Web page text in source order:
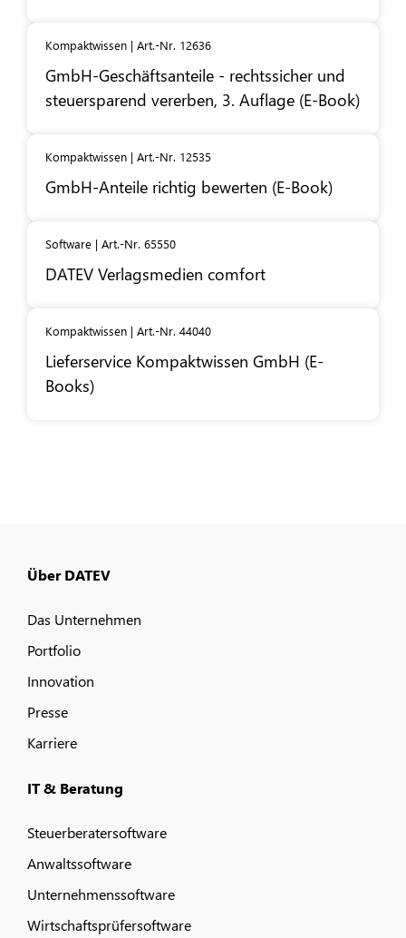
Kompaktwissen | Art.-Nr. 12636
GmbH-Geschäftsanteile - rechtssicher und
steuersparend vererben, 3. Auflage (E-Book)
Kompaktwissen | Art.-Nr. 12535
GmbH-Anteile richtig bewerten (E-Book)
Software | Art.-Nr. 65550
DATEV Verlagsmedien comfort
Kompaktwissen | Art.-Nr. 44040
Lieferservice Kompaktwissen GmbH (E-
Books)
Über DATEV
Das Unternehmen
Portfolio
Innovation
Presse
Karriere
IT & Beratung
Steuerberatersoftware
Anwaltssoftware
Unternehmenssoftware
Wirtschaftsprüfersoftware